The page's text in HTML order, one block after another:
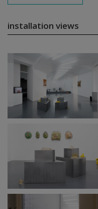
installation views